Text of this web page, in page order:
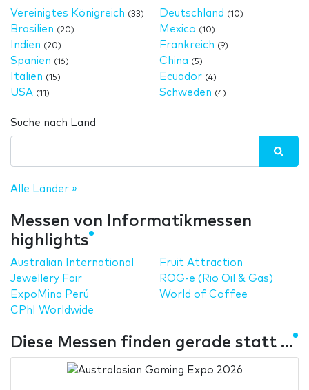
Vereinigtes Königreich (33)
Brasilien (20)
Indien (20)
Spanien (16)
Italien (15)
USA (11)
Deutschland (10)
Mexico (10)
Frankreich (9)
China (5)
Ecuador (4)
Schweden (4)
Suche nach Land
Alle Länder »
Messen von Informatikmessen
highlights
Australian International
Jewellery Fair
ExpoMina Perú
CPhI Worldwide
Fruit Attraction
ROG-e (Rio Oil & Gas)
World of Coffee
Diese Messen finden gerade statt ...